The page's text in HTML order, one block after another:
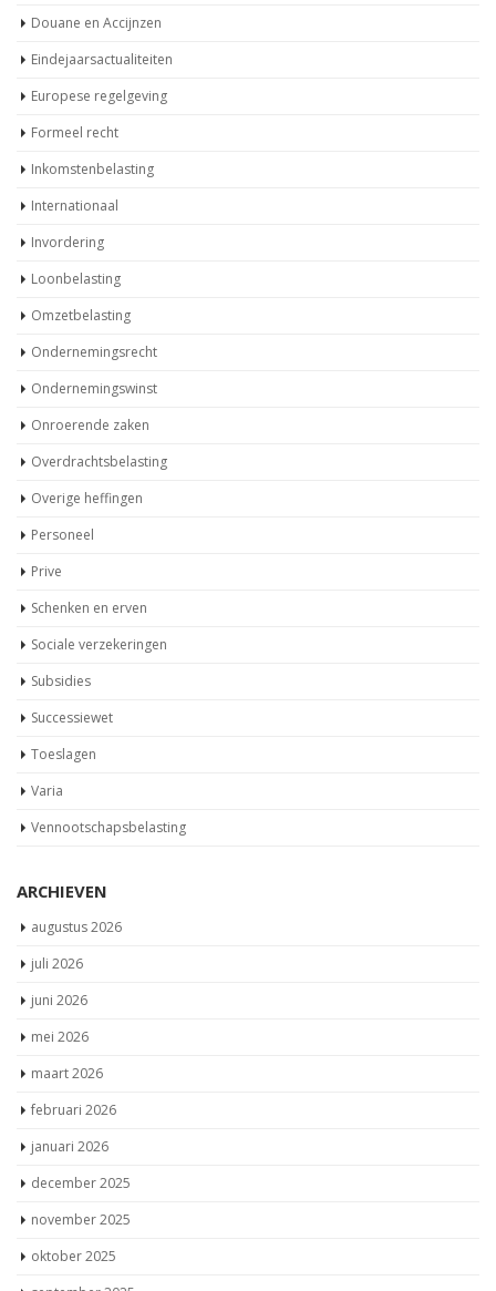
Douane en Accijnzen
Eindejaarsactualiteiten
Europese regelgeving
Formeel recht
Inkomstenbelasting
Internationaal
Invordering
Loonbelasting
Omzetbelasting
Ondernemingsrecht
Ondernemingswinst
Onroerende zaken
Overdrachtsbelasting
Overige heffingen
Personeel
Prive
Schenken en erven
Sociale verzekeringen
Subsidies
Successiewet
Toeslagen
Varia
Vennootschapsbelasting
ARCHIEVEN
augustus 2026
juli 2026
juni 2026
mei 2026
maart 2026
februari 2026
januari 2026
december 2025
november 2025
oktober 2025